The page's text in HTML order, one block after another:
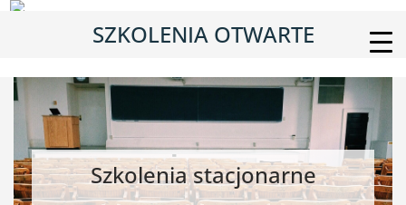
SZKOLENIA OTWARTE
Szkolenia stacjonarne